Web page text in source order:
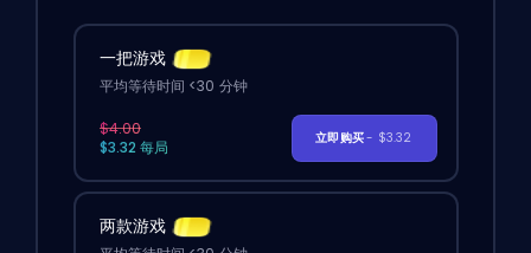
一把游戏
平均等待时间 <30 分钟
$4.00
$3.32 每局
立即购买- $3.32
两款游戏